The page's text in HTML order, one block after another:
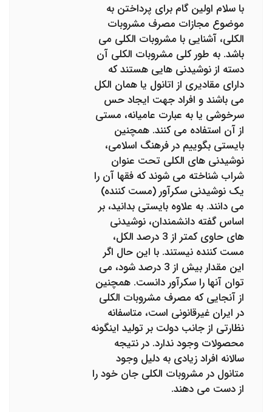
با سلام اولین گام برای پرداختن به
موضوع مجازات مصرف مشروبات
الکلی، آشنایی با مشروبات الکلی می
باشد. به طور کلی مشروبات الکلی آن
دسته از نوشیدنی هایی هستند که
دارای مقادیری از اتانول یا همان الکل
می باشند و افراد جهت ایجاد حس
سرخوشی یا به عبارت عامیانه، مستی
از آن استفاده می کنند. همچنین
بایستی بگوییم در فرهنگ اسلامی،
نوشیدنی های الکلی تحت عنوان
شراب شناخته می شوند که فقها آن را
یک نوشیدنی سکرآور (مست کننده)
می دانند. به علاوه بایستی بدانید، بر
اساس گفته دانشمندان، نوشیدنی
های حاوی کمتر از 3 درصد الکل،
مست کننده نیستند. با این حال اگر
این مقدار بیش از 3 درصد شود، می
توان آنها را سکرآور دانست. همچنین
از آنجایی که مصرف مشروبات الکلی
در ایران غیرقانونی است، متاسفانه
نظارتی از جانب دولت بر تولید اینگونه
محصولات وجود ندارد. در نتیجه
سالانه افراد زیادی به دلیل وجود
متانول در مشروبات الکلی جان خود را
از دست می دهند.